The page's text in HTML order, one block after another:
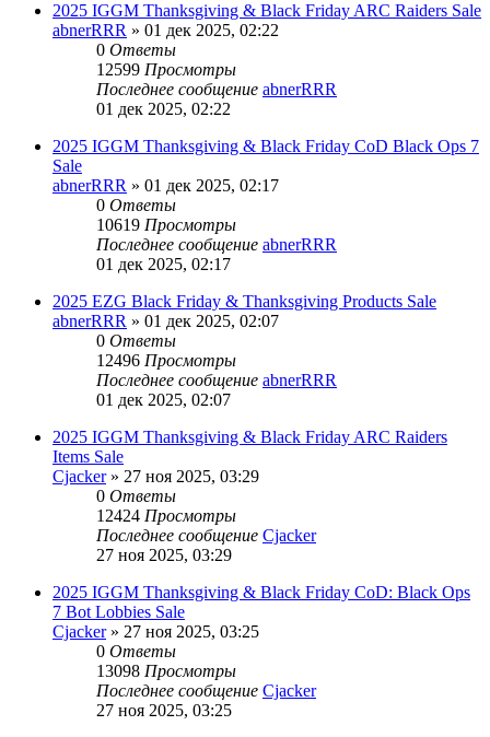
2025 IGGM Thanksgiving & Black Friday ARC Raiders Sale
abnerRRR » 01 дек 2025, 02:22
0 Ответы
12599 Просмотры
Последнее сообщение abnerRRR
01 дек 2025, 02:22
2025 IGGM Thanksgiving & Black Friday CoD Black Ops 7
Sale
abnerRRR » 01 дек 2025, 02:17
0 Ответы
10619 Просмотры
Последнее сообщение abnerRRR
01 дек 2025, 02:17
2025 EZG Black Friday & Thanksgiving Products Sale
abnerRRR » 01 дек 2025, 02:07
0 Ответы
12496 Просмотры
Последнее сообщение abnerRRR
01 дек 2025, 02:07
2025 IGGM Thanksgiving & Black Friday ARC Raiders
Items Sale
Cjacker» 27 ноя 2025, 03:29
0 Ответы
12424 Просмотры
Последнее сообщение Cjacker
27 ноя 2025, 03:29
2025 IGGM Thanksgiving & Black Friday CoD: Black Ops
7 Bot Lobbies Sale
Cjacker» 27 ноя 2025, 03:25
0 Ответы
13098 Просмотры
Последнее сообщение Cjacker
27 ноя 2025, 03:25